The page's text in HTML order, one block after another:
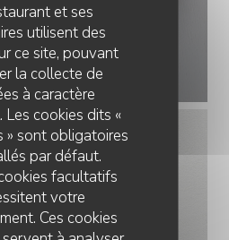
et ses
utilisent des
ce site, pouvant
la collecte de
à caractère
Les cookies dits «
» sont obligatoires
par défaut.
facultatifs
votre
Ces cookies